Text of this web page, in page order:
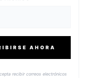
AHORA
recibir correos electrónicos